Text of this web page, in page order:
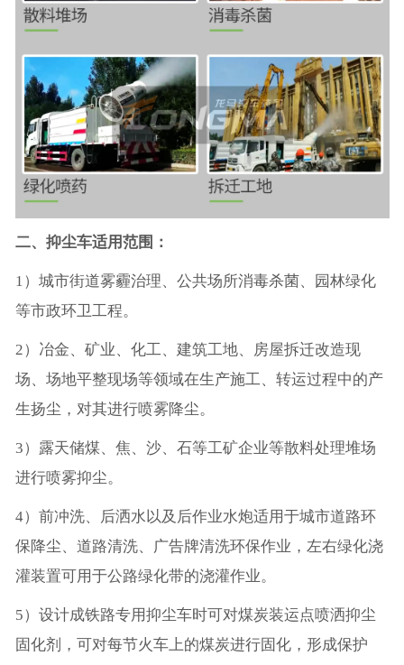
二、抑尘车适用范围：
1）城市街道雾霾治理、公共场所消毒杀菌、园林绿化
等市政环卫工程。
2）冶金、矿业、化工、建筑工地、房屋拆迁改造现
场、场地平整现场等领域在生产施工、转运过程中的产
生扬尘，对其进行喷雾降尘。
3）露天储煤、焦、沙、石等工矿企业等散料处理堆场
进行喷雾抑尘。
4）前冲洗、后洒水以及后作业水炮适用于城市道路环
保降尘、道路清洗、广告牌清洗环保作业，左右绿化浇
灌装置可用于公路绿化带的浇灌作业。
5）设计成铁路专用抑尘车时可对煤炭装运点喷洒抑尘
固化剂，可对每节火车上的煤炭进行固化，形成保护